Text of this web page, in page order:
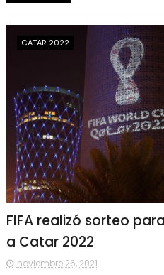
CATAR 2022
FIFA realizó sorteo
a Catar 2022
noviembre 26, 2021